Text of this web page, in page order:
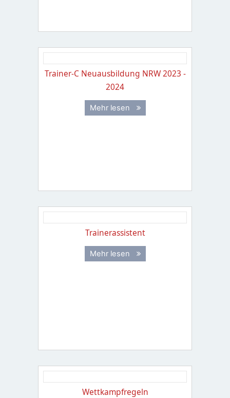
Trainer-C Neuausbildung NRW 2023 -
2024
Mehr lesen
Trainerassistent
Mehr lesen
Wettkampfregeln